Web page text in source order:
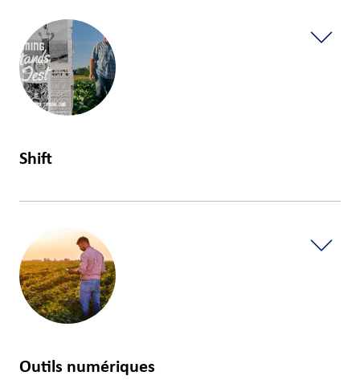
EN SAVOIR PLUS
Shift
EN SAVOIR PLUS
Outils numériques